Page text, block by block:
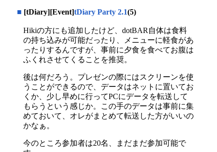
■ [tDiary][Event]tDiary Party 2.1(5)
Hikiの方にも追加したけど、dotBAR自体は食料
の持ち込みが可能だったり、メニューに軽食があ
ったりするんですが、事前に夕食を食べてお腹は
ふくれさせてくることを推奨。
後は何だろう。プレゼンの際にはスクリーンを使
うことができるので、データはネットに置いてお
くか、少し早めに行ってPCにデータを転送して
もらうという感じか。この手のデータは事前に集
めておいて、オレがまとめて転送した方がいいの
かなぁ。
今のところ参加者は20名、まだまだ参加可能で